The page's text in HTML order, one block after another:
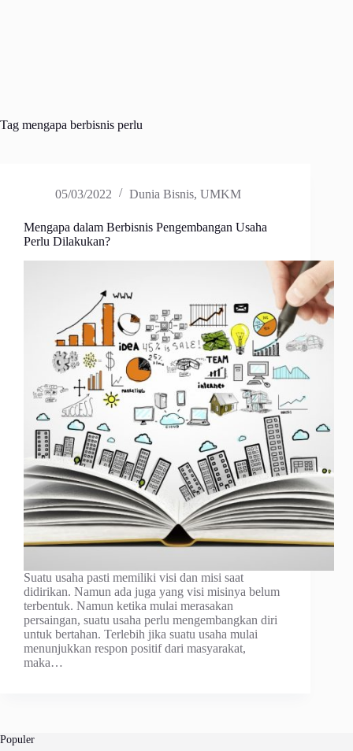
Tag mengapa berbisnis perlu
05/03/2022 Dunia Bisnis, UMKM
Mengapa dalam Berbisnis Pengembangan Usaha
Perlu Dilakukan?
Suatu usaha pasti memiliki visi dan misi saat
didirikan. Namun ada juga yang visi misinya belum
terbentuk. Namun ketika mulai merasakan
persaingan, suatu usaha perlu mengembangkan diri
untuk bertahan. Terlebih jika suatu usaha mulai
menunjukkan respon positif dari masyarakat,
maka…
Populer